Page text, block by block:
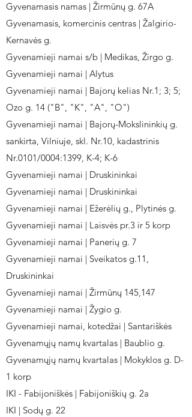
Gyvenamasis namas | Žirmūnų g. 67A
Gyvenamasis, komercinis centras | Žalgirio-
Kernavės g.
Gyvenamieji namai s/b | Medikas, Žirgo g.
Gyvenamieji namai | Alytus
Gyvenamieji namai | Bajorų kelias Nr.1; 3; 5;
Ozo g. 14 ("B", "K", "A", "O")
Gyvenamieji namai | Bajorų-Mokslininkių g.
sankirta, Vilniuje, skl. Nr.10, kadastrinis
Nr.0101/0004:1399, K-4; K-6
Gyvenamieji namai | Druskininkai
Gyvenamieji namai | Druskininkai
Gyvenamieji namai | Ežerėlių g., Plytinės g.
Gyvenamieji namai | Laisvės pr.3 ir 5 korp
Gyvenamieji namai | Panerių g. 7
Gyvenamieji namai | Sveikatos g.11,
Druskininkai
Gyvenamieji namai | Žirmūnų 145,147
Gyvenamieji namai | Žygio g.
Gyvenamieji namai, kotedžai | Santariškės
Gyvenamųjų namų kvartalas | Baublio g.
Gyvenamųjų namų kvartalas | Mokyklos g. D-
1 korp
IKI - Fabijoniškės | Fabijoniškių g. 2a
IKI | Sodų g. 22